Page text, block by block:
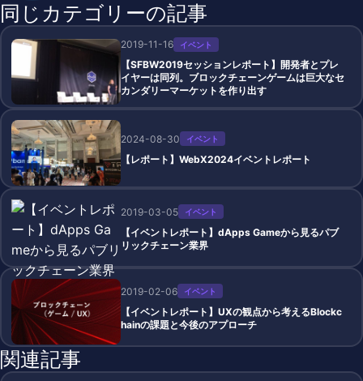
同じカテゴリーの記事
2019-11-16 イベント
【SFBW2019セッションレポート】開発者とプレ
イヤーは同列。ブロックチェーンゲームは巨大なセ
カンダリーマーケットを作り出す
2024-08-30 イベント
【レポート】WebX2024イベントレポート
2019-03-05 イベント
【イベントレポート】dApps Gameから見るパブ
リックチェーン業界
2019-02-06 イベント
【イベントレポート】UXの観点から考えるBlockc
hainの課題と今後のアプローチ
関連記事